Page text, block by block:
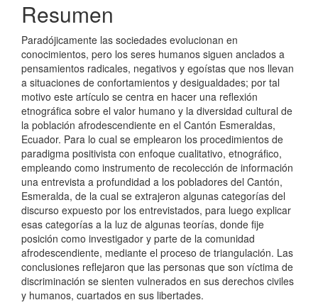
Resumen
Paradójicamente las sociedades evolucionan en
conocimientos, pero los seres humanos siguen anclados a
pensamientos radicales, negativos y egoístas que nos llevan
a situaciones de confortamientos y desigualdades; por tal
motivo este artículo se centra en hacer una reflexión
etnográfica sobre el valor humano y la diversidad cultural de
la población afrodescendiente en el Cantón Esmeraldas,
Ecuador. Para lo cual se emplearon los procedimientos de
paradigma positivista con enfoque cualitativo, etnográfico,
empleando como instrumento de recolección de información
una entrevista a profundidad a los pobladores del Cantón,
Esmeralda, de la cual se extrajeron algunas categorías del
discurso expuesto por los entrevistados, para luego explicar
esas categorías a la luz de algunas teorías, donde fije
posición como investigador y parte de la comunidad
afrodescendiente, mediante el proceso de triangulación. Las
conclusiones reflejaron que las personas que son víctima de
discriminación se sienten vulnerados en sus derechos civiles
y humanos, cuartados en sus libertades.